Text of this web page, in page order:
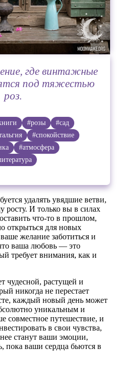
где винтажные
под тяжестью
роз.
#розы
#сад
#спокойствие
#атмосфера
удалять увядшие ветви,
росту. И только вы в силах
что-то в прошлом,
открыться для новых
желание заботиться и
ваша любовь — это
требует внимания, как и
чудесной, растущей и
никогда не перестает
каждый новый день может
уникальным и
совместное путешествие, и
в свои чувства,
станут ваши эмоции,
пока ваши сердца бьются в